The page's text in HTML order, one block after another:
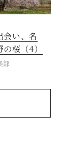
会い、名
桜（4）
部